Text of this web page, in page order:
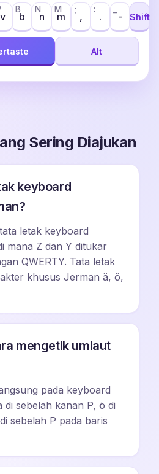
v b
B
n
N
m
M
,
;
.
:
- Shift
Alt
Sering Diajukan
keyboard
letak keyboard
mana Z dan Y ditukar
QWERTY. Tata letak
khusus Jerman ä, ö,
mengetik umlaut
pada keyboard
di sebelah kanan P, ö di
sebelah P pada baris